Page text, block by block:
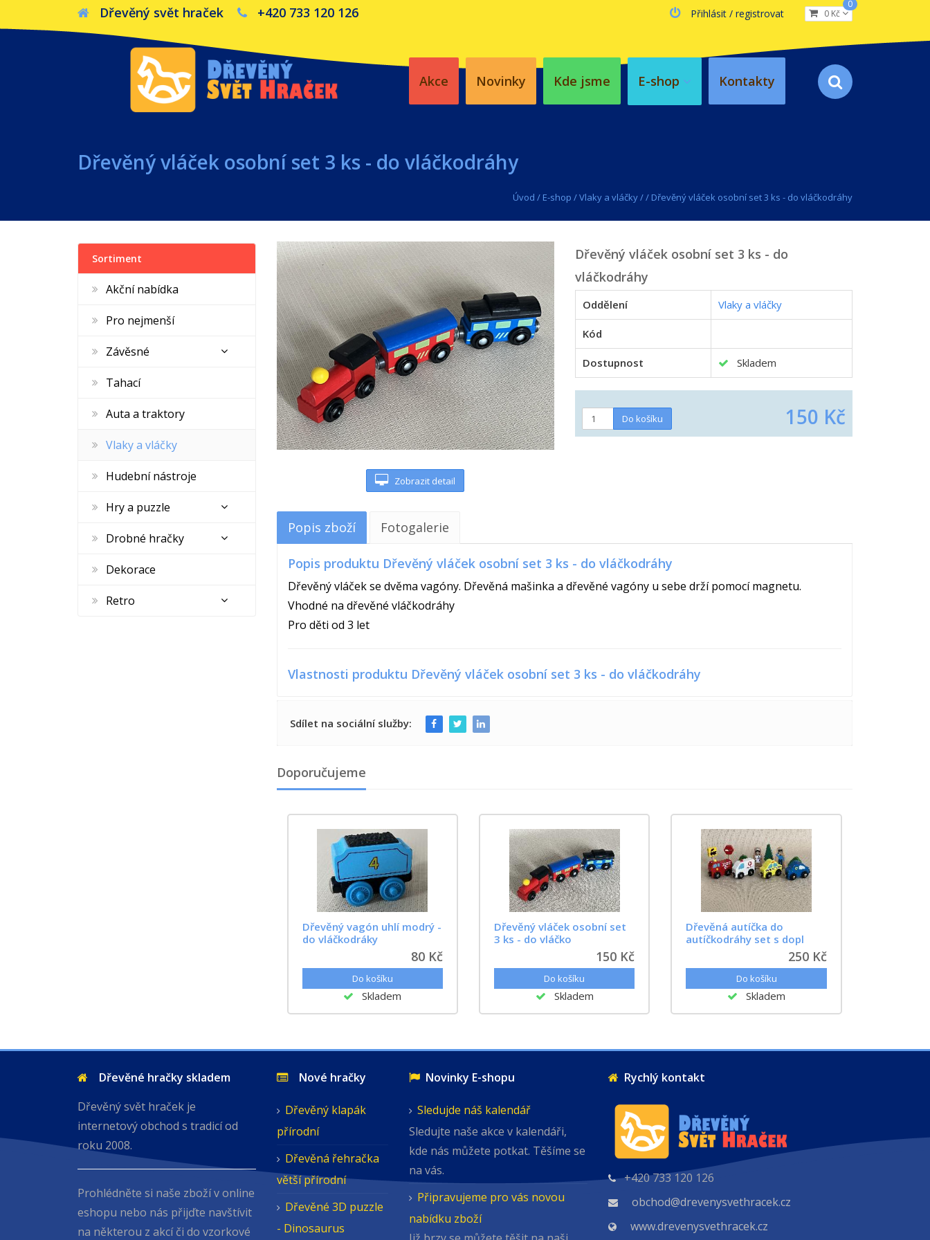
Dřevěný svět hraček +420 733 120 126 0 Kč
0
Přihlásit / registrovat
Akce Novinky Kde jsme E-shop Kontakty
Dřevěný vláček osobní set 3 ks - do vláčkodráhy
Úvod / E-shop /Vlaky a vláčky// Dřevěný vláček osobní set 3 ks - do vláčkodráhy
Zobrazit detail
Dřevěný vláček osobní set 3 ks - do
vláčkodráhy
Oddělení Vlaky a vláčky
Kód
Dostupnost Skladem
150 Kč
Popis zboží Fotogalerie
Popis produktu Dřevěný vláček osobní set 3 ks - do vláčkodráhy
Dřevěný vláček se dvěma vagóny. Dřevěná mašinka a dřevěné vagóny u sebe drží pomocí magnetu.
Vhodné na dřevěné vláčkodráhy
Pro děti od 3 let
Vlastnosti produktu Dřevěný vláček osobní set 3 ks - do vláčkodráhy
Sdílet na sociální služby:
Doporučujeme
Dřevěný vagón uhlí modrý -
do vláčkodráky
80 Kč
Skladem
Dřevěný vláček osobní set
3 ks - do vláčko
150 Kč
Skladem
Dřevěná autíčka do
autíčkodráhy set s dopl
250 Kč
Skladem
Sortiment
Akční nabídka
Pro nejmenší
Závěsné
Tahací
Auta a traktory
Vlaky a vláčky
Hudební nástroje
Hry a puzzle
Drobné hračky
Dekorace
Retro
Dřevěné hračky skladem
Dřevěný svět hraček je
internetový obchod s tradicí od
roku 2008.
Prohlédněte si naše zboží v online
eshopu nebo nás přijďte navštívit
na některou z akcí či do vzorkové
Nové hračky
Dřevěný klapák
přírodní
Dřevěná řehračka
větší přírodní
Dřevěné 3D puzzle
- Dinosaurus
Novinky E-shopu
Sledujde náš kalendář
Sledujte naše akce v kalendáři,
kde nás můžete potkat. Těšíme se
na vás.
Připravujeme pro vás novou
nabídku zboží
Rychlý kontakt
+420 733 120 126
obchod@drevenysvethracek.cz
www.drevenysvethracek.cz